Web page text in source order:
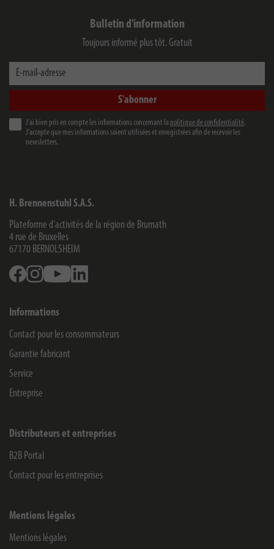
Bulletin d'information
Toujours informé plus tôt. Gratuit
E-mail-adresse
S'abonner
J’ai bien pris en compte les informations concernant la politique de confidentialité.
J’accepte que mes informations soient utilisées et enregistrées afin de recevoir les
newsletters.
H. Brennenstuhl S.A.S.
Plateforme d'activités de la région de Brumath
4 rue de Bruxelles
67170 BERNOLSHEIM
FacebookInstagramYoutube
Informations
Contact pour les consommateurs
Garantie fabricant
Service
Entreprise
Distributeurs et entreprises
B2B Portal
Contact pour les entreprises
Mentions légales
Mentions légales